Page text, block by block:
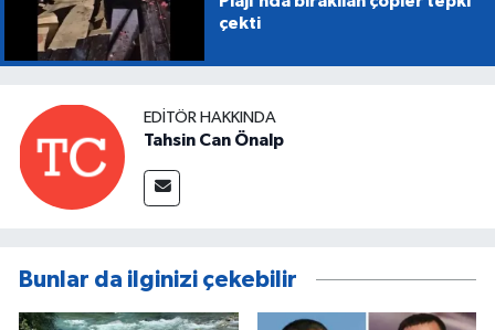
çekti
EDITÖR HAKKINDA
Tahsin Can Önalp
Bunlar da ilginizi çekebilir